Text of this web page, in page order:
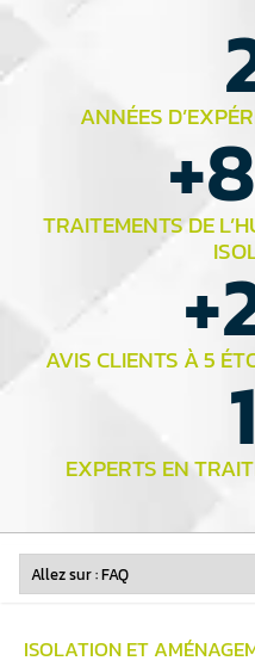
ANNÉES
TRAITEMENTS DE
+
AVIS CLIENTS À 5
+
EXPERTS EN
ISOLATION ET